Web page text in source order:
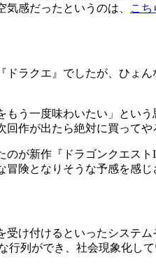
感だったというのは、
こち
ラクエ』でしたが、ひょ
う一度味わいたい」とい
作が出たら絶対に買ってや
が新作『ドラゴンクエス
険となりそうな予感を感じ
け付けるといったシステ
列ができ、社会現象化し